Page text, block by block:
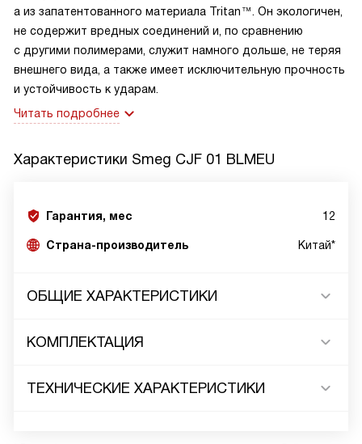
а из запатентованного материала Tritan™. Он экологичен,
не содержит вредных соединений и, по сравнению
с другими полимерами, служит намного дольше, не теряя
внешнего вида, а также имеет исключительную прочность
и устойчивость к ударам.
Читать подробнее
Характеристики Smeg CJF 01 BLMEU
Гарантия, мес 12
Страна-производитель Китай*
ОБЩИЕ ХАРАКТЕРИСТИКИ
КОМПЛЕКТАЦИЯ
ТЕХНИЧЕСКИЕ ХАРАКТЕРИСТИКИ